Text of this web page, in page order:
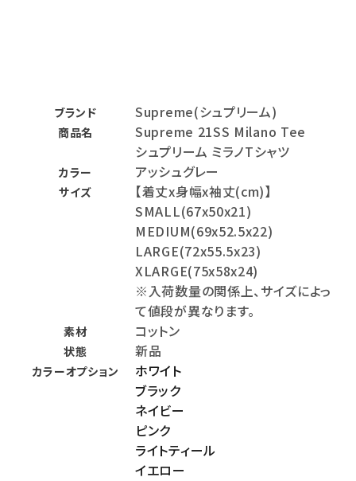
ブランド Supreme(シュプリーム)
商品名
Supreme 21SS Milano Tee
シュプリーム ミラノTシャツ
カラー アッシュグレー
サイズ
【着丈x身幅x袖丈(cm)】
SMALL(67x50x21)
MEDIUM(69x52.5x22)
LARGE(72x55.5x23)
XLARGE(75x58x24)
※入荷数量の関係上、サイズによっ
て値段が異なります。
素材 コットン
状態 新品
カラーオプション
ホワイト
ブラック
ネイビー
ピンク
ライトティール
イエロー